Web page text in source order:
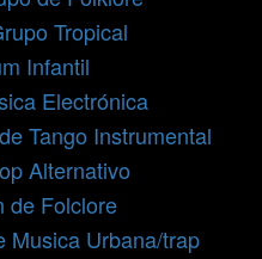
Tropical
Infantil
Electrónica
Tango Instrumental
Alternativo
de Folclore
Musica Urbana/trap